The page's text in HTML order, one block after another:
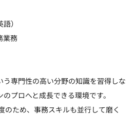
）
業務
う専門性の高い分野の知識を習得しな
プロへと成長できる環境です。
のため、事務スキルも並行して磨く